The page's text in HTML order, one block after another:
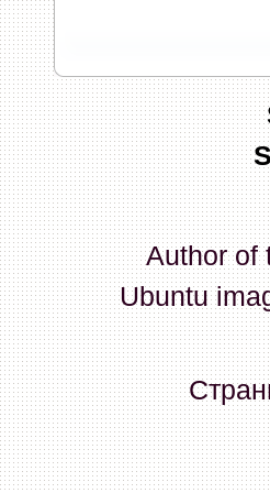
03 Апреля
whookey:
03 Апреля
GenKass:
02 Апреля
GenKass:
серии
прошить до
Атол 11
Author of
Ubuntu